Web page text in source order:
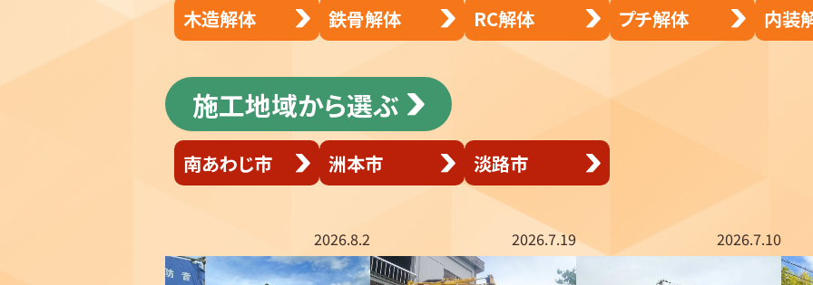
木造解体 鉄骨解体 RC解体 プチ解体 内装
施工地域から選ぶ
南あわじ市 洲本市 淡路市
2026.8.2 2026.7.19 2026.7.10